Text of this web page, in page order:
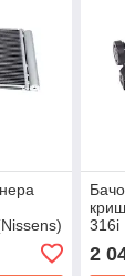
316i
2